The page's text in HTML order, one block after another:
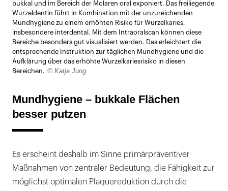
bukkal und im Bereich der Molaren oral exponiert. Das freiliegende
Wurzeldentin führt in Kombination mit der unzureichenden
Mundhygiene zu einem erhöhten Risiko für Wurzelkaries,
insbesondere interdental. Mit dem Intraoralscan können diese
Bereiche besonders gut visualisiert werden. Das erleichtert die
entsprechende Instruktion zur täglichen Mundhygiene und die
Aufklärung über das erhöhte Wurzelkariesrisiko in diesen
Bereichen. © Katja Jung
Mundhygiene – bukkale Flächen
besser putzen
Es erscheint deshalb im Sinne primärpräventiver
Maßnahmen von zentraler Bedeutung, die Fähigkeit zur
möglichst optimalen Plaquereduktion durch die